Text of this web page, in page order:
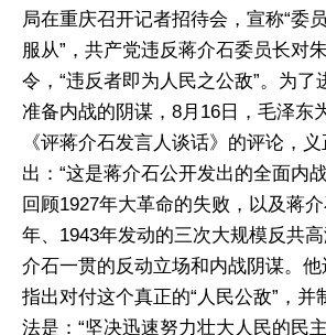
局在重庆召开记者招待会，宣称“委
服从”，共产党违反蒋介石委员长对
令，“违反者即为人民之公敌”。为了
准备内战的阴谋，8月16日，毛泽东
《评蒋介石发言人谈话》的评论，
出：“这是蒋介石公开发出的全面内
回顾1927年大革命的失败，以及蒋
年、1943年发动的三次大规模反共
介石一贯的反动立场和内战阴谋。他
指出对付这个真正的“人民公敌”，并
法是：“坚决迅速努力壮大人民的民